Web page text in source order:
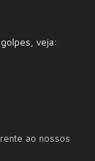
veja:
ao nossos